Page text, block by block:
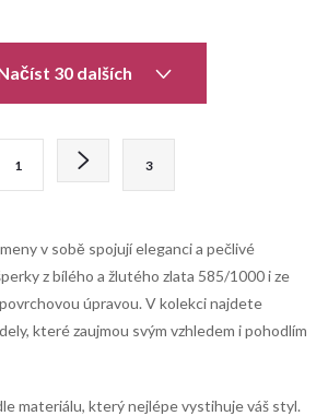
30 dalších
1 3
v sobě spojují eleganci a pečlivé
z bílého a žlutého zlata 585/1000 i ze
úpravou. V kolekci najdete
které zaujmou svým vzhledem i pohodlím
materiálu, který nejlépe vystihuje váš styl.